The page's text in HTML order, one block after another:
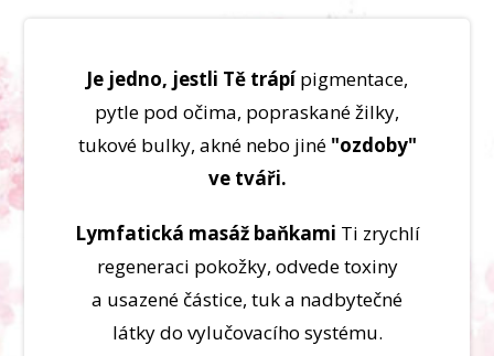
Je jedno, jestli Tě trápípigmentace,
pytle pod očima, popraskané žilky,
tukové bulky, akné nebo jiné "ozdoby"
ve tváři.
Lymfatická masáž baňkami Ti zrychlí
regeneraci pokožky, odvede toxiny
a usazené částice, tuk a nadbytečné
látky do vylučovacího systému.